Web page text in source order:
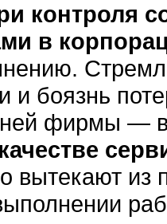
контроля
в
и боязнь
фирмы —
вытекают из